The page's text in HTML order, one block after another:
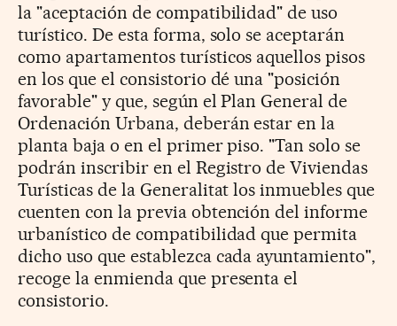
la "aceptación de compatibilidad" de uso
turístico. De esta forma, solo se aceptarán
como apartamentos turísticos aquellos pisos
en los que el consistorio dé una "posición
favorable" y que, según el Plan General de
Ordenación Urbana, deberán estar en la
planta baja o en el primer piso. "Tan solo se
podrán inscribir en el Registro de Viviendas
Turísticas de la Generalitat los inmuebles que
cuenten con la previa obtención del informe
urbanístico de compatibilidad que permita
dicho uso que establezca cada ayuntamiento",
recoge la enmienda que presenta el
consistorio.